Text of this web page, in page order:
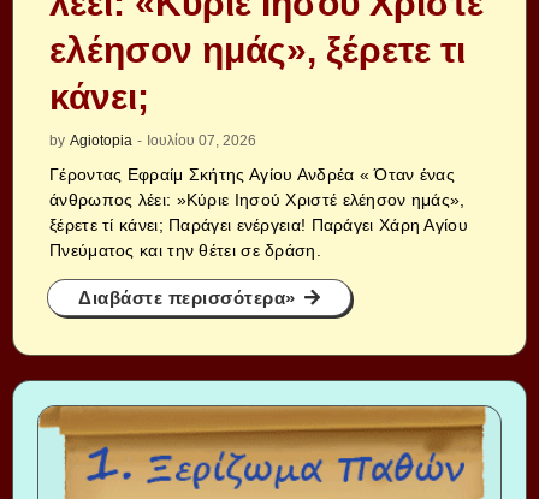
ελέησον ημάς», ξέρετε τι
κάνει;
by Agiotopia - Ιουλίου 07, 2026
Γέροντας Εφραίμ Σκήτης Αγίου Ανδρέα « Όταν ένας
άνθρωπος λέει: »Κύριε Ιησού Χριστέ ελέησον ημάς»,
ξέρετε τί κάνει; Παράγει ενέργεια! Παράγει Χάρη Αγίου
Πνεύματος και την θέτει σε δράση.
Διαβάστε περισσότερα»